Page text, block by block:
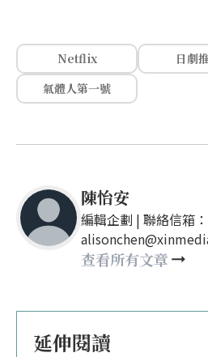
Netflix
日劇
氣體人第一號
陳怡安
編輯企劃 | 聯絡信箱：
查看所有文章
延伸閱讀